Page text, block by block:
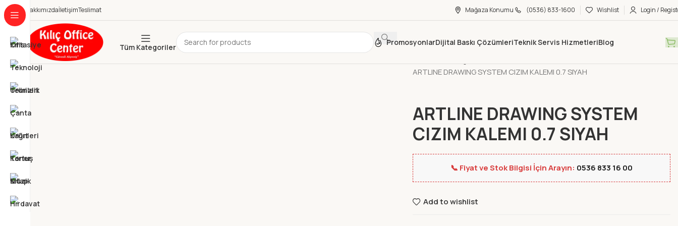
HakkımızdaİletişimTeslimat Mağaza Konumu (0536) 833-1600 Wishlist Login /
Tüm Kategoriler
PromosyonlarDijital Baskı ÇözümleriTeknik Servis HizmetleriBlog
ARTLINE DRAWING SYSTEM CIZIM KALEMI 0.7 SIYAH
ARTLINE DRAWING SYSTEM
CIZIM KALEMI 0.7 SIYAH
📞 Fiyat ve Stok Bilgisi İçin Arayın: 0536 833 16 00
Add to wishlist